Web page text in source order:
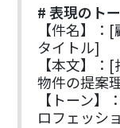
# 表現のト
【件名】
タイトル]
【本文】：
物件の提案
【トーン
ロフェッシ